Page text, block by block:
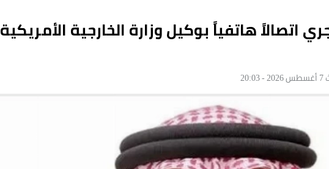
اتصالاً هاتفياً بوكيل وزارة الخارجية الأمريكية